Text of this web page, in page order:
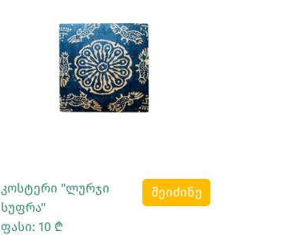
Სრულად Ნახვა
კოსტერი "ლურჯი
სუფრა"
ფასი: 10 ₾
შეიძინე